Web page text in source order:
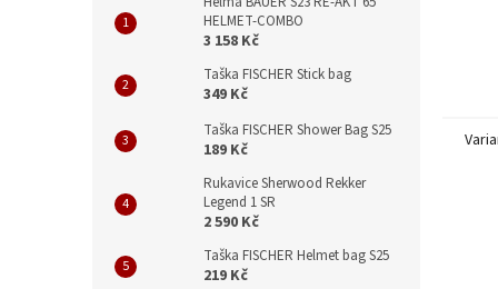
HELMET-COMBO
3 158 Kč
Taška FISCHER Stick bag
349 Kč
Taška FISCHER Shower Bag S25
189 Kč
Rukavice Sherwood Rekker
Legend 1 SR
2 590 Kč
Taška FISCHER Helmet bag S25
219 Kč